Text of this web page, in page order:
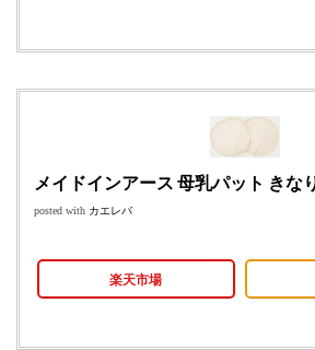
メイドインアース 母乳パット きな
posted with カエレバ
楽天市場